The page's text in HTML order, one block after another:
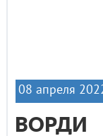
ВОРДИ
08 апреля